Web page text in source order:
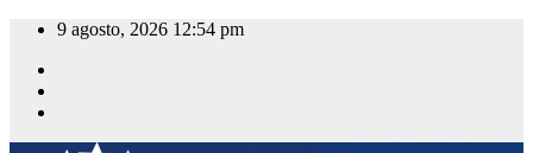
Saltar
contenido
9 agosto, 2026 12:54 pm